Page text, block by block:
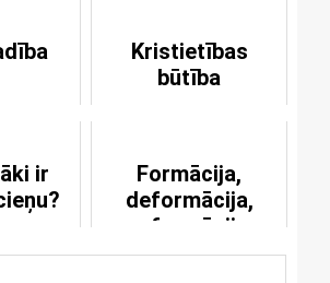
Kristietības
būtība
ir
Formācija,
deformācija,
reformācija